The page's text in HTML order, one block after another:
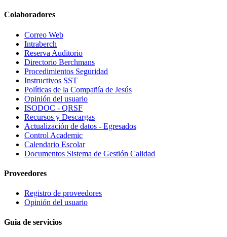
Colaboradores
Correo Web
Intraberch
Reserva Auditorio
Directorio Berchmans
Procedimientos Seguridad
Instructivos SST
Políticas de la Compañía de Jesús
Opinión del usuario
ISODOC - QRSF
Recursos y Descargas
Actualización de datos - Egresados
Control Academic
Calendario Escolar
Documentos Sistema de Gestión Calidad
Proveedores
Registro de proveedores
Opinión del usuario
Guia de servicios